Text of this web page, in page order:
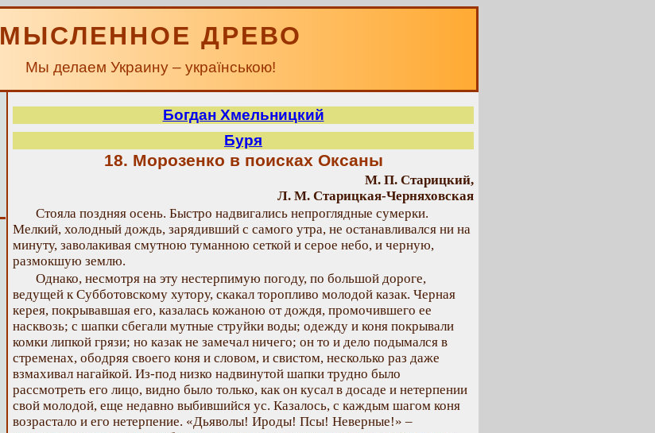
МЫСЛЕННОЕ ДРЕВО
Мы делаем Украину – українською!
Богдан Хмельницкий
Буря
18. Морозенко в поисках Оксаны
М. П. Старицкий,
Л. М. Старицкая-Черняховская
Стояла поздняя осень. Быстро надвигались непроглядные сумерки.
Мелкий, холодный дождь, зарядивший с самого утра, не останавливался ни на
минуту, заволакивая смутною туманною сеткой и серое небо, и черную,
размокшую землю.
Однако, несмотря на эту нестерпимую погоду, по большой дороге,
ведущей к Субботовскому хутору, скакал торопливо молодой казак. Черная
керея, покрывавшая его, казалась кожаною от дождя, промочившего ее
насквозь; с шапки сбегали мутные струйки воды; одежду и коня покрывали
комки липкой грязи; но казак не замечал ничего; он то и дело подымался в
стременах, ободряя своего коня и словом, и свистом, несколько раз даже
взмахивал нагайкой. Из-под низко надвинутой шапки трудно было
рассмотреть его лицо, видно было только, как он кусал в досаде и нетерпении
свой молодой, еще недавно выбившийся ус. Казалось, с каждым шагом коня
возрастало и его нетерпение. «Дьяволы! Ироды! Псы! Неверные!» –